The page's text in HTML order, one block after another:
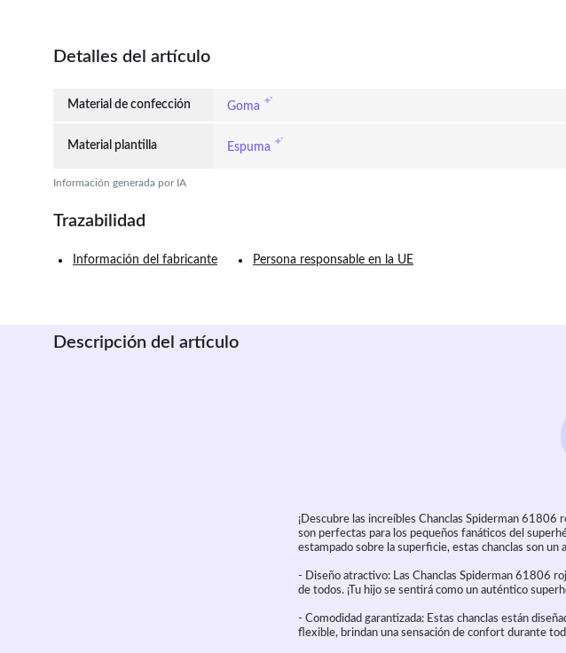
Detalles del artículo
Material de confección Goma
Material plantilla Espuma
Información generada por IA
Trazabilidad
Información del fabricante Persona responsable en la UE
Descripción del artículo
¡Descubre las increíbles Chanclas Spiderman 61806
son perfectas para los pequeños fanáticos del
estampado sobre la superficie, estas chanclas son
- Diseño atractivo: Las Chanclas Spiderman 61806
de todos. ¡Tu hijo se sentirá como un auténtico
- Comodidad garantizada: Estas chanclas están
flexible, brindan una sensación de confort durante